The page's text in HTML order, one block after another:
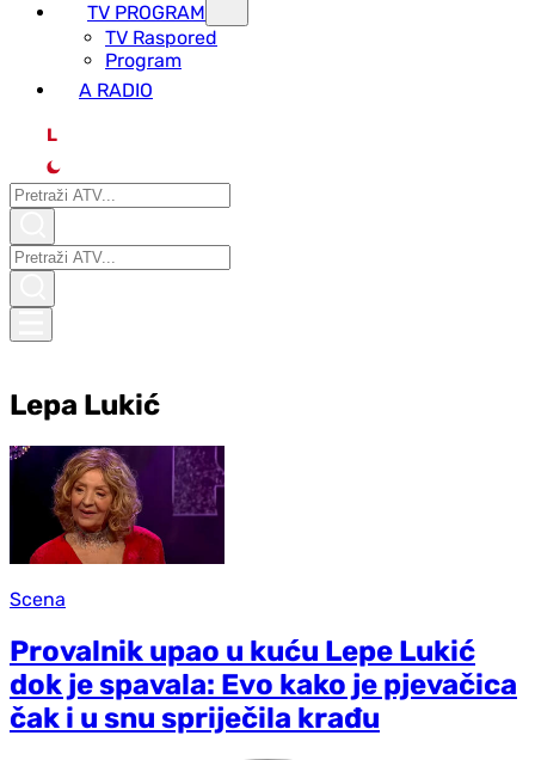
TV PROGRAM
ТV Raspored
Program
A RADIO
L
Lepa Lukić
Scena
Provalnik upao u kuću Lepe Lukić
dok je spavala: Evo kako je pjevačica
čak i u snu spriječila krađu